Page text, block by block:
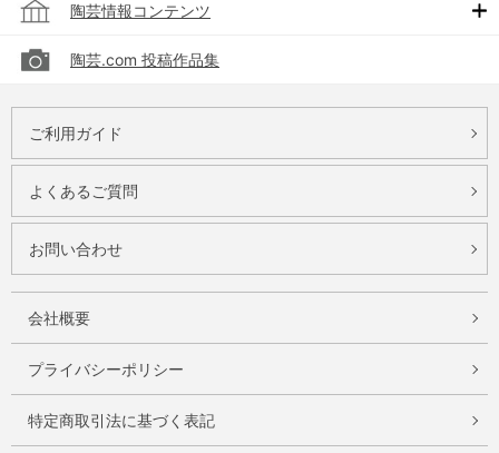
陶芸情報コンテンツ
陶芸.com 投稿作品集
ご利用ガイド
よくあるご質問
お問い合わせ
会社概要
プライバシーポリシー
特定商取引法に基づく表記